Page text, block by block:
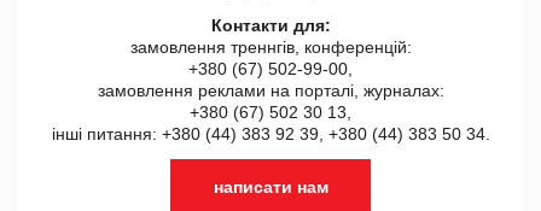
Контакти для:
замовлення треннгів, конференцій:
+380 (67) 502-99-00,
замовлення реклами на порталі, журналах:
+380 (67) 502 30 13,
інші питання: +380 (44) 383 92 39, +380 (44) 383 50 34.
написати нам